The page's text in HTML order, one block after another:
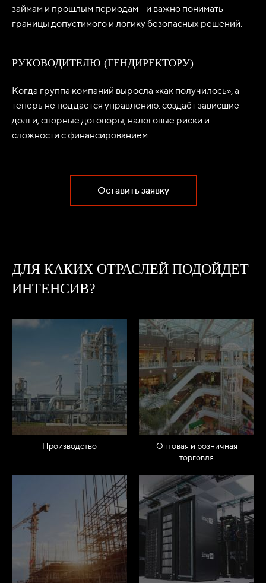
займам и прошлым периодам - и важно понимать
границы допустимого и логику безопасных решений.
РУКОВОДИТЕЛЮ (ГЕНДИРЕКТОРУ)
Когда группа компаний выросла «как получилось», а
теперь не поддается управлению: создаёт зависшие
долги, спорные договоры, налоговые риски и
сложности с финансированием
Оставить заявку
ДЛЯ КАКИХ ОТРАСЛЕЙ ПОДОЙДЕТ
ИНТЕНСИВ?
Производство
Оптовая и розничная
торговля